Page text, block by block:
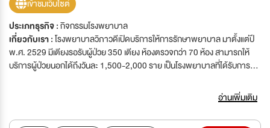
เข้าชมเว็บไซต์
ประเภทธุรกิจ :กิจกรรมโรงพยาบาล
เกี่ยวกับเรา :โรงพยาบาลวิภาวดีเปิดบริการให้การรักษาพยาบาล มาตั้งแต่ปี
พ.ศ. 2529 มีเตียงรอรับผู้ป่วย 350 เตียง ห้องตรวจกว่า 70 ห้อง สามารถให้
บริการผู้ป่วยนอกได้ถึงวันละ 1,500-2,000 ราย เป็นโรงพยาบาลที่ได้รับการ
อ่านเพิ่มเติม